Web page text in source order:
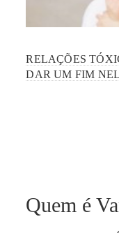
RELAÇÕES
DAR UM FIM
Quem é